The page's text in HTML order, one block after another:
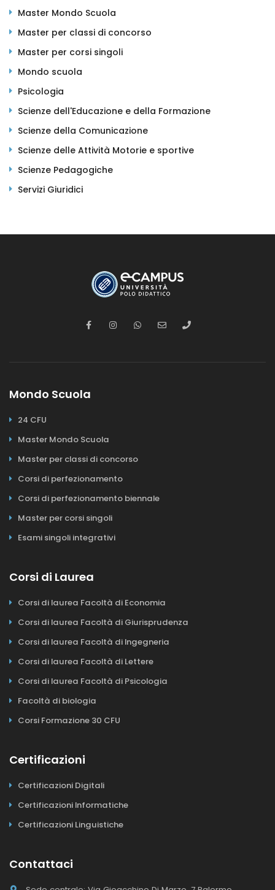
Master Mondo Scuola
Master per classi di concorso
Master per corsi singoli
Mondo scuola
Psicologia
Scienze dell'Educazione e della Formazione
Scienze della Comunicazione
Scienze delle Attività Motorie e sportive
Scienze Pedagogiche
Servizi Giuridici
Mondo Scuola
24 CFU
Master Mondo Scuola
Master per classi di concorso
Corsi di perfezionamento
Corsi di perfezionamento biennale
Master per corsi singoli
Esami singoli integrativi
Corsi di Laurea
Corsi di laurea Facoltà di Economia
Corsi di laurea Facoltà di Giurisprudenza
Corsi di laurea Facoltà di Ingegneria
Corsi di laurea Facoltà di Lettere
Corsi di laurea Facoltà di Psicologia
Facoltà di biologia
Corsi Formazione 30 CFU
Certificazioni
Certificazioni Digitali
Certificazioni Informatiche
Certificazioni Linguistiche
Contattaci